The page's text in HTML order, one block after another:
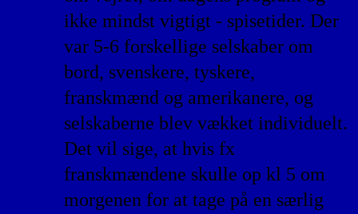
ikke mindst vigtigt - spisetider. Der
var 5-6 forskellige selskaber om
bord, svenskere, tyskere,
franskmænd og amerikanere, og
selskaberne blev vækket individuelt.
Det vil sige, at hvis fx
franskmændene skulle op kl 5 om
morgenen for at tage på en særlig